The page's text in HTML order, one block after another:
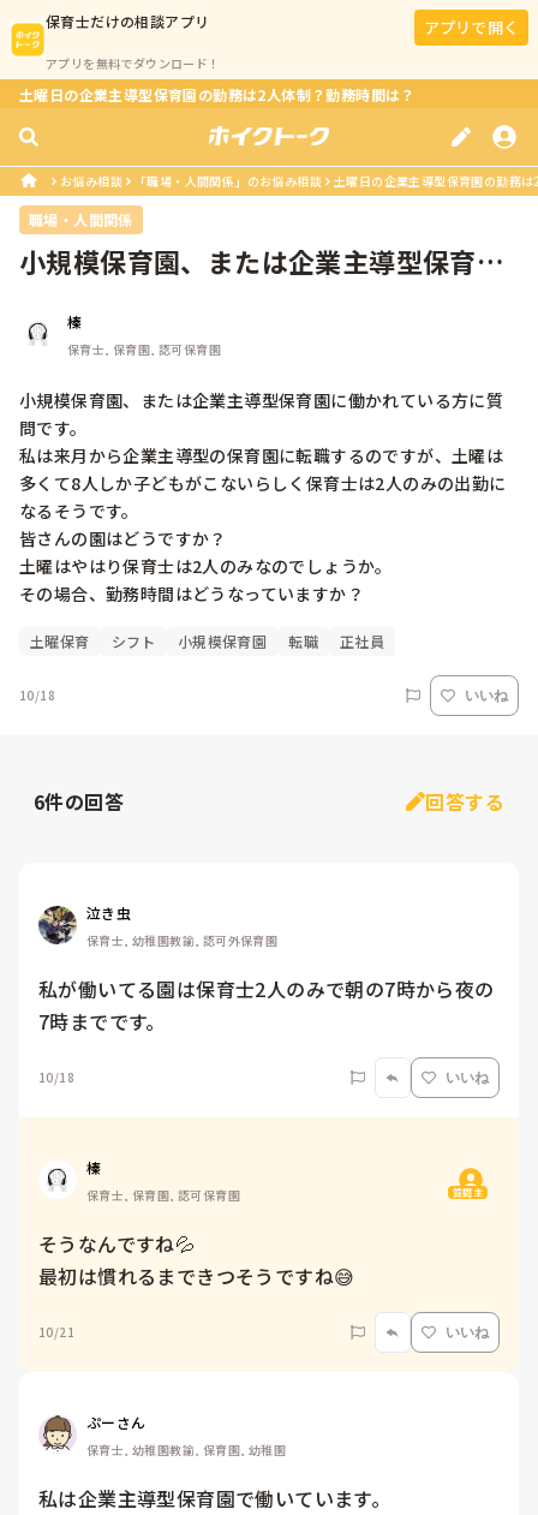
保育士だけの相談アプリ
アプリを無料でダウンロード！
アプリで開く
土曜日の企業主導型保育園の勤務は2人体制？勤務時間は？
お悩み相談 「職場・人間関係」のお悩み相談 土曜日の企業主導型保育園の勤務
職場・人間関係
小規模保育園、または企業主導型保育園
榛
保育士, 保育園, 認可保育園
小規模保育園、または企業主導型保育園に働かれている方に質
問です。
私は来月から企業主導型の保育園に転職するのですが、土曜は
多くて8人しか子どもがこないらしく保育士は2人のみの出勤に
なるそうです。
皆さんの園はどうですか？
土曜はやはり保育士は2人のみなのでしょうか。
その場合、勤務時間はどうなっていますか？
土曜保育 シフト 小規模保育園 転職 正社員
10/18 いいね
6件の回答 回答する
泣き虫
保育士, 幼稚園教諭, 認可外保育園
私が働いてる園は保育士2人のみで朝の7時から夜の
7時までです。
10/18 いいね
榛
保育士, 保育園, 認可保育園 質問主
そうなんですね💦
最初は慣れるまできつそうですね😅
10/21 いいね
ぷーさん
保育士, 幼稚園教諭, 保育園, 幼稚園
私は企業主導型保育園で働いています。